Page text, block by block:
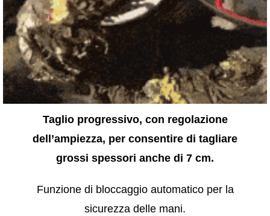
Taglio progressivo, con regolazione
dell’ampiezza, per consentire di tagliare
grossi spessori anche di 7 cm.
Funzione di bloccaggio automatico per la
sicurezza delle mani.